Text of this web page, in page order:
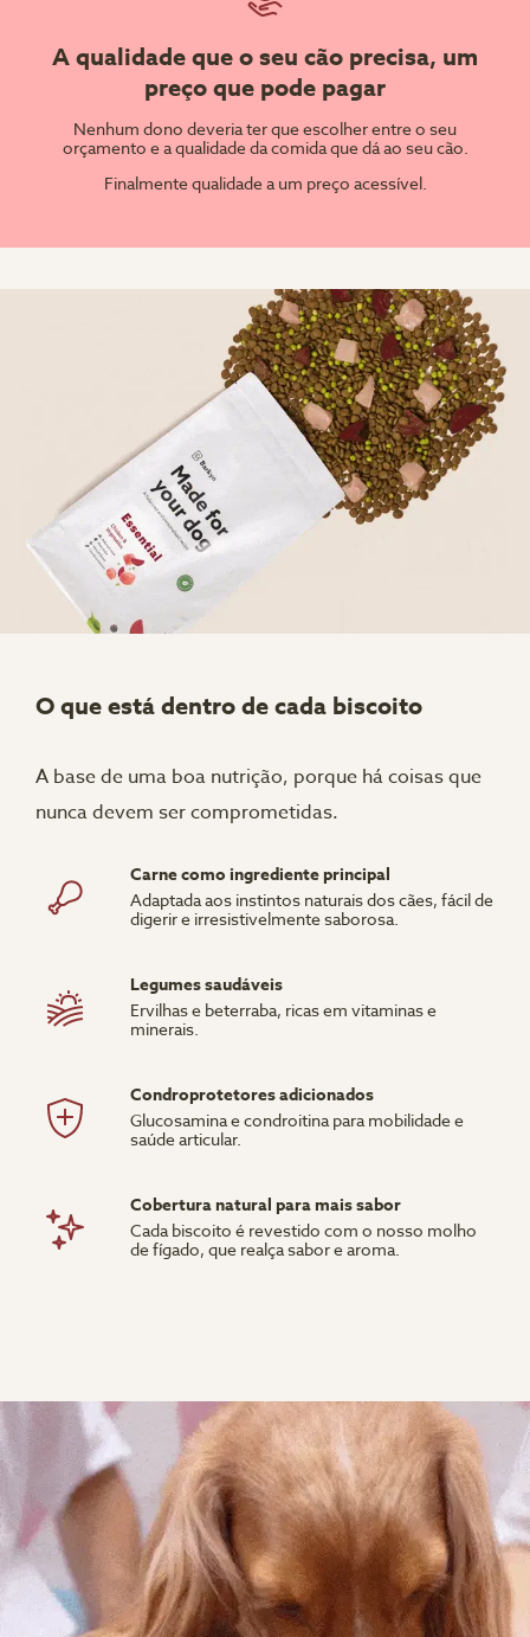
A qualidade que o seu cão precisa, um
preço que pode pagar
Nenhum dono deveria ter que escolher entre o seu
orçamento e a qualidade da comida que dá ao seu cão.
Finalmente qualidade a um preço acessível.
O que está dentro de cada biscoito
A base de uma boa nutrição, porque há coisas que
nunca devem ser comprometidas.
Carne como ingrediente principal
Adaptada aos instintos naturais dos cães, fácil de
digerir e irresistivelmente saborosa.
Legumes saudáveis
Ervilhas e beterraba, ricas em vitaminas e
minerais.
Condroprotetores adicionados
Glucosamina e condroitina para mobilidade e
saúde articular.
Cobertura natural para mais sabor
Cada biscoito é revestido com o nosso molho
de fígado, que realça sabor e aroma.